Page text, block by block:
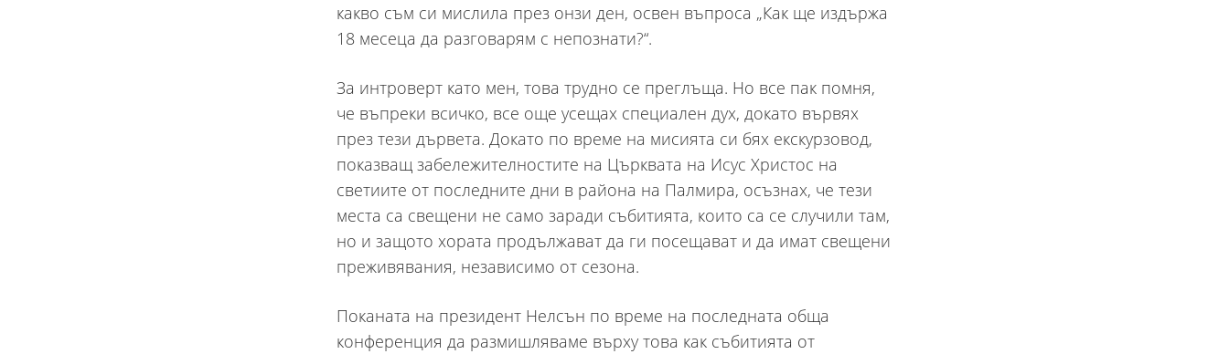
какво съм си мислила през онзи ден, освен въпроса „Как ще издържа
18 месеца да разговарям с непознати?“.
За интроверт като мен, това трудно се преглъща. Но все пак помня,
че въпреки всичко, все още усещах специален дух, докато вървях
през тези дървета. Докато по време на мисията си бях екскурзовод,
показващ забележителностите на Църквата на Исус Христос на
светиите от последните дни в района на Палмира, осъзнах, че тези
места са свещени не само заради събитията, които са се случили там,
но и защото хората продължават да ги посещават и да имат свещени
преживявания, независимо от сезона.
Поканата на президент Нелсън по време на последната обща
конференция да размишляваме върху това как събитията от